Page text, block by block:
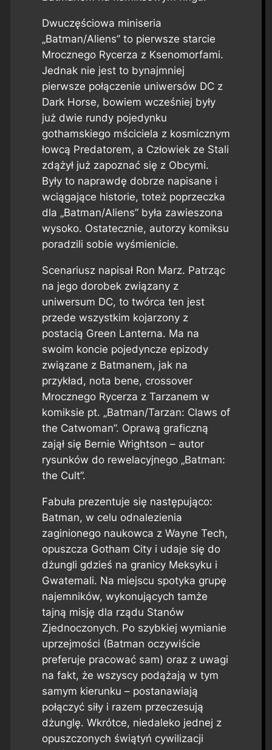
Dwuczęściowa miniseria
„Batman/Aliens” to pierwsze starcie
Mrocznego Rycerza z Ksenomorfami.
Jednak nie jest to bynajmniej
pierwsze połączenie uniwersów DC z
Dark Horse, bowiem wcześniej były
już dwie rundy pojedynku
gothamskiego mściciela z kosmicznym
łowcą Predatorem, a Człowiek ze Stali
zdążył już zapoznać się z Obcymi.
Były to naprawdę dobrze napisane i
wciągające historie, toteż poprzeczka
dla „Batman/Aliens” była zawieszona
wysoko. Ostatecznie, autorzy komiksu
poradzili sobie wyśmienicie.
Scenariusz napisał Ron Marz. Patrząc
na jego dorobek związany z
uniwersum DC, to twórca ten jest
przede wszystkim kojarzony z
postacią Green Lanterna. Ma na
swoim koncie pojedyncze epizody
związane z Batmanem, jak na
przykład, nota bene, crossover
Mrocznego Rycerza z Tarzanem w
komiksie pt. „Batman/Tarzan: Claws of
the Catwoman”. Oprawą graficzną
zajął się Bernie Wrightson – autor
rysunków do rewelacyjnego „Batman:
the Cult”.
Fabuła prezentuje się następująco:
Batman, w celu odnalezienia
zaginionego naukowca z Wayne Tech,
opuszcza Gotham City i udaje się do
dżungli gdzieś na granicy Meksyku i
Gwatemali. Na miejscu spotyka grupę
najemników, wykonujących tamże
tajną misję dla rządu Stanów
Zjednoczonych. Po szybkiej wymianie
uprzejmości (Batman oczywiście
preferuje pracować sam) oraz z uwagi
na fakt, że wszyscy podążają w tym
samym kierunku – postanawiają
połączyć siły i razem przeczesują
dżunglę. Wkrótce, niedaleko jednej z
opuszczonych świątyń cywilizacji